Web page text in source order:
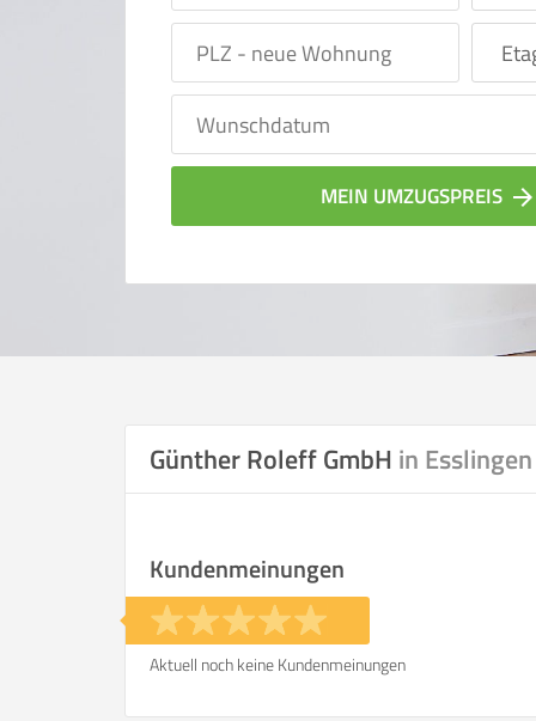
MEIN UMZUGSPREIS arrow_forward
Vergleichsergebnis
Ihre Angaben: am
Günther Roleff GmbH in Esslingen
Kundenmeinungen
Aktuell noch keine Kundenmeinungen